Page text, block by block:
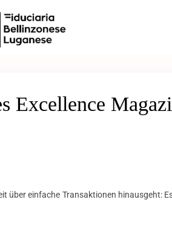
Excellence
über einfache Transaktionen hinausgeht: